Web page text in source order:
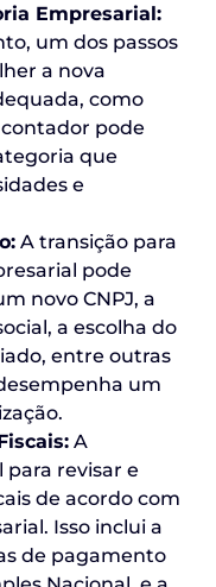
Empresarial:
um dos passos
a nova
como
pode
que
e
A transição para
pode
novo CNPJ, a
a escolha do
entre outras
um
A
para revisar e
de acordo com
Isso inclui a
de pagamento